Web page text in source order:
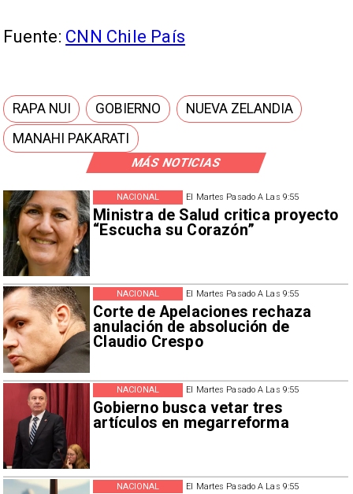
MÁS NOTICIAS
El Martes Pasado A Las 9:55
Ministra de Salud critica proyecto
“Escucha su Corazón”
NACIONAL
El Martes Pasado A Las 9:55
Corte de Apelaciones rechaza
anulación de absolución de
Claudio Crespo
NACIONAL
El Martes Pasado A Las 9:55
Gobierno busca vetar tres
artículos en megarreforma
NACIONAL
El Martes Pasado A Las 9:55
NACIONAL
Fuente: CNN Chile País
RAPA NUI GOBIERNO
NUEVA ZELANDIA
MANAHI PAKARATI